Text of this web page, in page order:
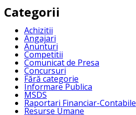
Categorii
Achizitii
Angajari
Anunturi
Competitii
Comunicat de Presa
Concursuri
Fără categorie
Informare Publica
MSDS
Raportari Financiar-Contabile
Resurse Umane